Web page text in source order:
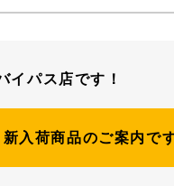
イパス店です！
入荷商品のご案内です